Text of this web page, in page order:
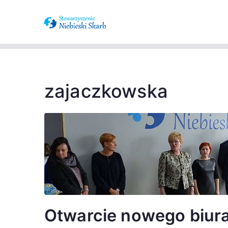
Wspieramy osoby z
zajaczkowska
Otwarcie nowego